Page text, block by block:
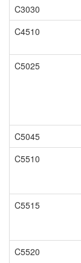
C3030
C4510
C5025
C5045
C5510
C5515
C5520